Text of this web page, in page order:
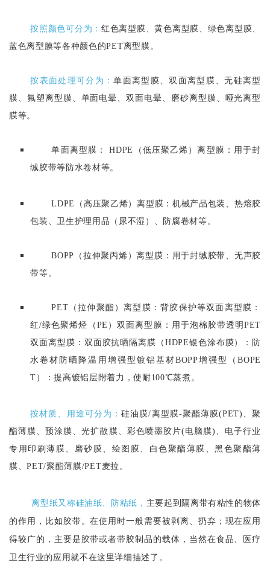
按照颜色可分为： 红色离型膜、黄色离型膜、绿色离型膜、
蓝色离型膜等各种颜色的PET离型膜。
按表面处理可分为：单面离型膜、双面离型膜、无硅离型
膜、氟塑离型膜、单面电晕、双面电晕、磨砂离型膜、哑光离型
膜等。
单面离型膜： HDPE（低压聚乙烯）离型膜：用于封
缄胶带等防水卷材等。
LDPE（高压聚乙烯）离型膜：机械产品包装、热熔胶
包装、卫生护理用品（尿不湿）、防腐卷材等。
BOPP（拉伸聚丙烯）离型膜：用于封缄胶带、无声胶
带等。
PET（拉伸聚酯）离型膜：背胶保护等双面离型膜：
红/绿色聚烯烃（PE）双面离型膜：用于泡棉胶带透明PET
双面离型膜：双面胶抗晒隔离膜（HDPE银色涂布膜）：防
水卷材防晒降温用增强型镀铝基材BOPP增强型（BOPE
T）：提高镀铝层附着力，使耐100℃蒸煮。
按材质、用途可分为：硅油膜/离型膜-聚酯薄膜(PET)、聚
酯薄膜、预涂膜、光扩散膜、彩色喷墨胶片(电脑膜)、电子行业
专用印刷薄膜、磨砂膜、绘图膜、白色聚酯薄膜、黑色聚酯薄
膜、PET/聚酯薄膜/PET麦拉。
离型纸又称硅油纸、防粘纸， 主要起到隔离带有粘性的物体
的作用，比如胶带。在使用时一般需要被剥离、扔弃；现在应用
得较广的，主要是胶带或者带胶制品的载体，当然在食品、医疗
卫生行业的应用就不在这里详细描述了。